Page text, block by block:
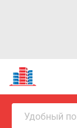
Новостройки
Квартиры
Ипотека
Новостройки
МосквыУдобный